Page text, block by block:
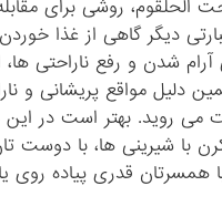
الحلقوم، روشی برای
دیگر گاهی از غذا
آرام شدن و رفع ناراحتی
دلیل مواقع پریشانی و
می روید. بهتر است در
با شیرینی ها، با دوست
با همسرتان قدری پیاده روی